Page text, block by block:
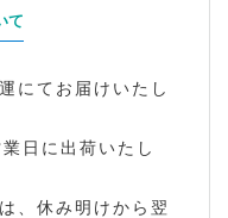
て
にてお届けいたし
日に出荷いたし
、休み明けから翌